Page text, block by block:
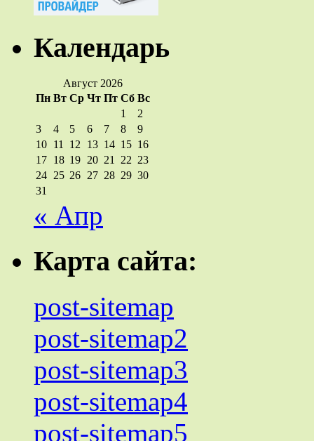
Календарь
Август 2026
Пн Вт Ср Чт Пт Сб Вс
1
2
3
4 5 6 7 8
9
10 11 12 13 14 15 16
17 18 19 20 21 22 23
24 25 26 27 28 29 30
31
« Апр
Карта сайта:
post-sitemap
post-sitemap2
post-sitemap3
post-sitemap4
post-sitemap5